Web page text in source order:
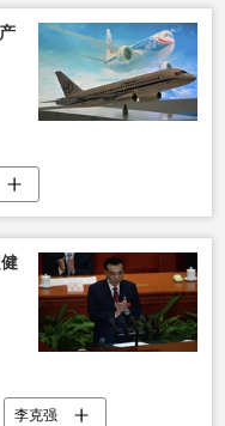
李克强